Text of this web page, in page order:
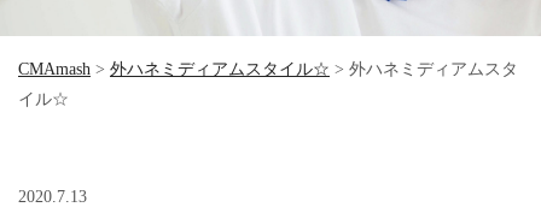
CMAmash > 外ハネミディアムスタイル☆ > 外ハネミディアムスタ
イル☆
2020.7.13